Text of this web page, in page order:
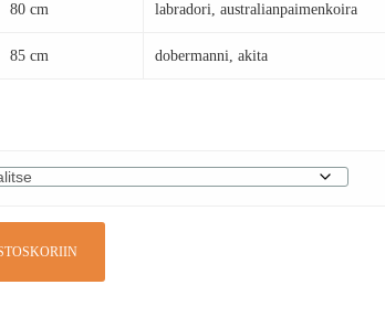
80 cm labradori, australianpaimenkoira
85 cm dobermanni, akita